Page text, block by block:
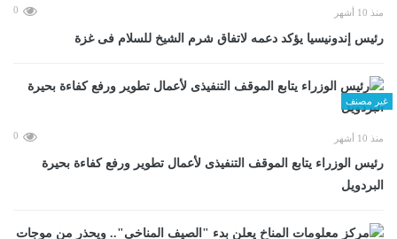
منذ 10 أشهر 0
رئيس إندونيسيا يؤكد دعمه لاتفاق شرم الشيخ للسلام فى غزة
غير مصنف
منذ 10 أشهر 0
رئيس الوزراء يتابع الموقف التنفيذى لأعمال تطوير ورفع كفاءة بحيرة
البردويل